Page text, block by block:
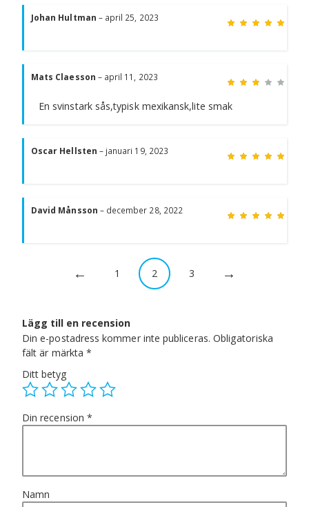
Johan Hultman – april 25, 2023
Mats Claesson – april 11, 2023
En svinstark sås,typisk mexikansk,lite smak
Oscar Hellsten – januari 19, 2023
David Månsson – december 28, 2022
← 1 2 3 →
Lägg till en recension
Din e-postadress kommer inte publiceras. Obligatoriska
fält är märkta*
Ditt betyg
Din recension *
Namn